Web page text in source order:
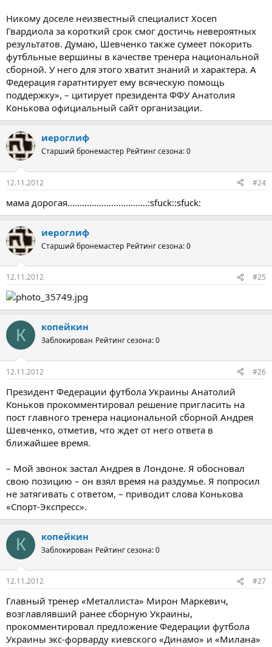
Никому доселе неизвестный специалист Хосеп
Гвардиола за короткий срок смог достичь невероятных
результатов. Думаю, Шевченко также сумеет покорить
футбльные вершины в качестве тренера национальной
сборной. У него для этого хватит знаний и характера. А
Федерация гаратнтирует ему всяческую помощь
поддержку», – цитирует президента ФФУ Анатолия
Конькова официальный сайт организации.
иероглиф
Старший бронемастер Рейтинг сезона: 0
12.11.2012 #24
мама дорогая.................................:sfuck::sfuck:
иероглиф
Старший бронемастер Рейтинг сезона: 0
12.11.2012 #25
К копейкин
Заблокирован Рейтинг сезона: 0
12.11.2012 #26
Президент Федерации футбола Украины Анатолий
Коньков прокомментировал решение пригласить на
пост главного тренера национальной сборной Андрея
Шевченко, отметив, что ждет от него ответа в
ближайшее время.
– Мой звонок застал Андрея в Лондоне. Я обосновал
свою позицию – он взял время на раздумье. Я попросил
не затягивать с ответом, – приводит слова Конькова
«Спорт-Экспресс».
К копейкин
Заблокирован Рейтинг сезона: 0
12.11.2012 #27
Главный тренер «Металлиста» Мирон Маркевич,
возглавлявший ранее сборную Украины,
прокомментировал предложение Федерации футбола
Украины экс-форварду киевского «Динамо» и «Милана»